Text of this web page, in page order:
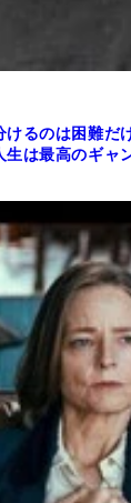
るのは困難だ
は最高のギャ